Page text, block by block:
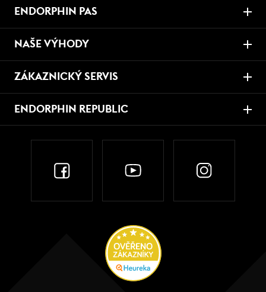
ENDORPHIN PAS
NAŠE VÝHODY
ZÁKAZNICKÝ SERVIS
ENDORPHIN REPUBLIC